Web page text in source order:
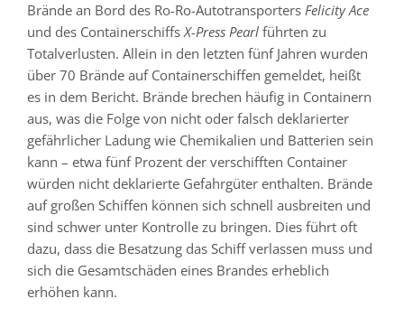
Brände an Bord des Ro-Ro-Autotransporters Felicity Ace
und des ContainerschiffsX-Press Pearl führten zu
Totalverlusten. Allein in den letzten fünf Jahren wurden
über 70 Brände auf Containerschiffen gemeldet, heißt
es in dem Bericht. Brände brechen häufig in Containern
aus, was die Folge von nicht oder falsch deklarierter
gefährlicher Ladung wie Chemikalien und Batterien sein
kann – etwa fünf Prozent der verschifften Container
würden nicht deklarierte Gefahrgüter enthalten. Brände
auf großen Schiffen können sich schnell ausbreiten und
sind schwer unter Kontrolle zu bringen. Dies führt oft
dazu, dass die Besatzung das Schiff verlassen muss und
sich die Gesamtschäden eines Brandes erheblich
erhöhen kann.